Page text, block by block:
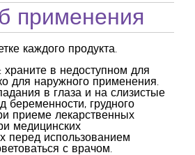
применения
каждого продукта.
храните в недоступном для
для наружного применения.
в глаза и на слизистые
беременности, грудного
приеме лекарственных
медицинских
перед использованием
с врачом.